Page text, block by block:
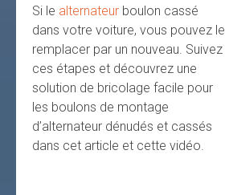
Si le alternateur boulon cassé
dans votre voiture, vous pouvez le
remplacer par un nouveau. Suivez
ces étapes et découvrez une
solution de bricolage facile pour
les boulons de montage
d’alternateur dénudés et cassés
dans cet article et cette vidéo.